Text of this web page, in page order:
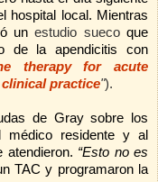
hospital local. Mientras
unestudio suecoque
de la apendicitis con
therapy for acute
practice").
de Gray sobre los
médico residente y al
atendieron. “Esto no es
TAC y programaron la